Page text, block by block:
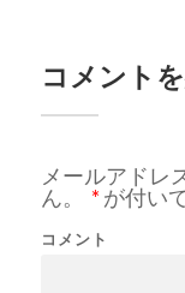
コメント
メールアドレ
ん。
* が付い
コメント